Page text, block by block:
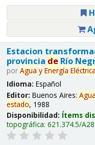
Estacion
provincia deRío
por Agua y Energía
Idioma: Español
Editor: Buenos Aires: Agua
estado, 1988
Disponibilidad: Ítems
topográfica: 621.374.5/